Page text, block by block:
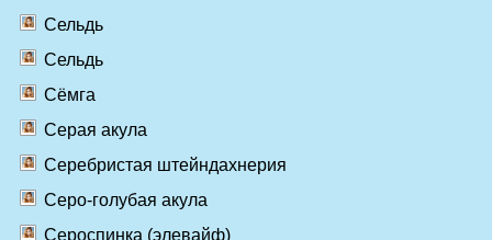
Сельдь
Сельдь
Сёмга
Серая акула
Серебристая штейндахнерия
Серо-голубая акула
Сероспинка (элевайф)